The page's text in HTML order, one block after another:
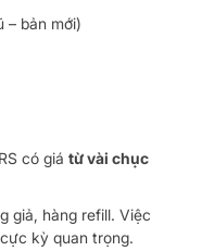
– bản mới)
có giá từ vài chục
giả, hàng refill. Việc
kỳ quan trọng.